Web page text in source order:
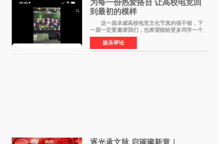
为每一份热爱搭台 让高校电竞回
到最初的模样
这一届卓威高校电竞文化节真的很不错，下
一届一定要邀请我们，也希望能给更多同学一个
来到现场的机会。 2026卓威高校电竞文化节
已经落下帷幕，在活动结束后，仍有不少高校电
竞社负责人和现
娱乐评论
逐光承文脉 启璀璨新章｜